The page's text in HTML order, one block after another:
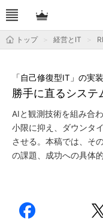
トップ 経営とIT
勝手に直るシステ
「自己修復型IT」の実
AIと観測技術を組み合
小限に抑え、ダウンタ
させる。本稿では、そ
の課題、成功への具体